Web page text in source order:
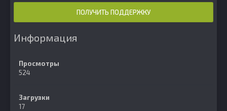
ПОЛУЧИТЬ ПОДДЕРЖКУ
Информация
Просмотры
524
Загрузки
17